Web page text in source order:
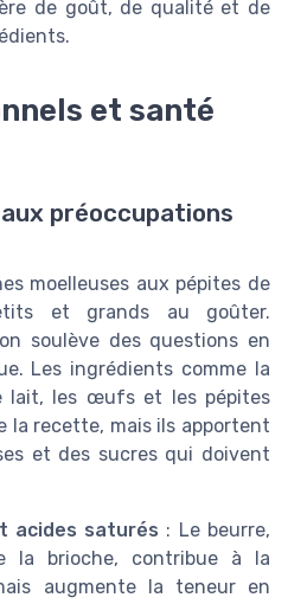
de goût, de qualité et de
et santé
préoccupations
moelleuses aux pépites de
et grands au goûter.
soulève des questions en
Les ingrédients comme la
lait, les œufs et les pépites
recette, mais ils apportent
et des sucres qui doivent
acides saturés : Le beurre,
la brioche, contribue à la
augmente la teneur en